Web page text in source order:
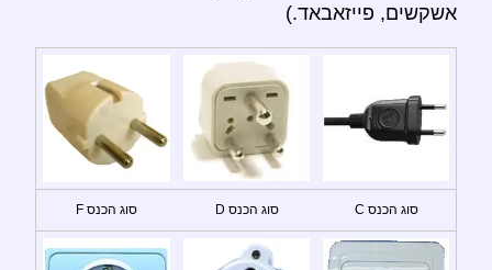
אשקשים, פייזאבאד.)
סוג הכנס C סוג הכנס D סוג הכנס F